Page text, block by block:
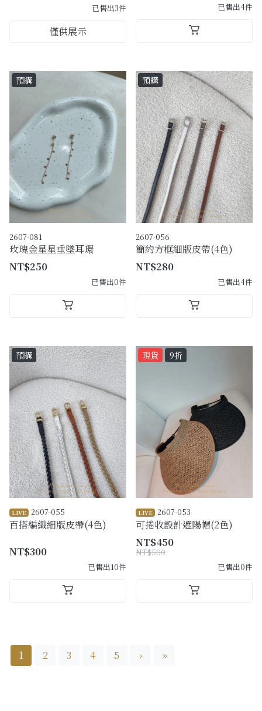
已售出3件
僅供展示
已售出4件
預購
2607-081
玫瑰金星星垂墜耳環
NT$250
已售出0件
預購
2607-056
簡約方框細版皮帶(4色)
NT$280
已售出4件
預購
LIVE 2607-055
百搭編織細版皮帶(4色)
NT$300
已售出10件
現貨 9折
LIVE 2607-053
可捲收設計遮陽帽(2色)
NT$450
NT$500
已售出0件
1 2 3 4 5 › »